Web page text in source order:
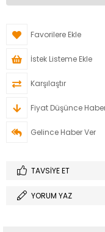
Favorilere Ekle
İstek Listeme Ekle
Karşılaştır
Fiyat Düşünce
Gelince Haber Ver
TAVSIYE ET
YORUM YAZ